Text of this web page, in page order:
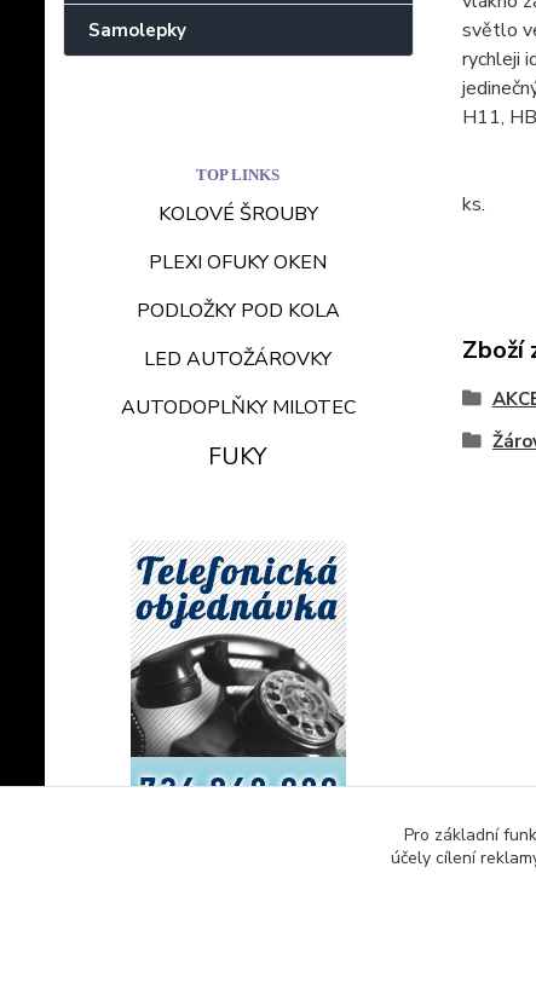
Samolepky
TOP LINKS
KOLOVÉ ŠROUBY
PLEXI OFUKY OKEN
PODLOŽKY POD KOLA
LED AUTOŽÁROVKY
AUTODOPLŇKY MILOTEC
FUKY
světlo
rychleji
H11,
ks.
Zboží
Pro základní
účely cílení